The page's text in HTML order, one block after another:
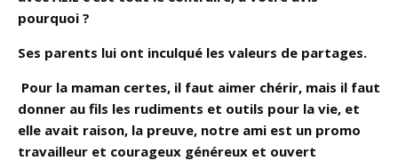
pourquoi ?
Ses parents lui ont inculqué les valeurs de partages.
Pour la maman certes, il faut aimer chérir, mais il faut
donner au fils les rudiments et outils pour la vie, et
elle avait raison, la preuve, notre ami est un promo
travailleur et courageux généreux et ouvert